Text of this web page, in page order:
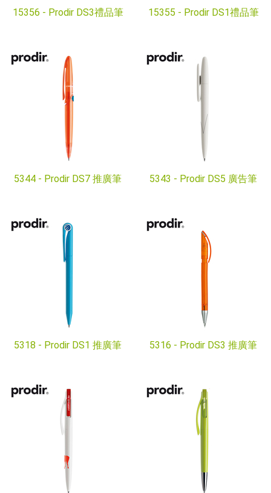
15356 - Prodir DS3禮品筆 15355 - Prodir DS1禮品筆
5344 - Prodir DS7 推廣筆 5343 - Prodir DS5 廣告筆
5318 - Prodir DS1 推廣筆 5316 - Prodir DS3 推廣筆